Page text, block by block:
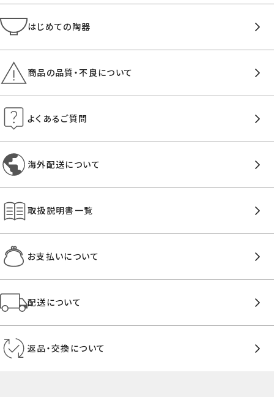
はじめての陶器
商品の品質・不良について
よくあるご質問
海外配送について
取扱説明書一覧
お支払いについて
配送について
返品・交換について